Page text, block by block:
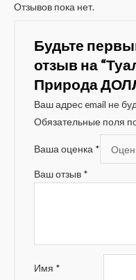
Отзывов пока нет.
Будьте
отзыв на
Природа
Ваш адрес email не
Обязательные поля
Ваша оценка *
Ваш отзыв *
Имя *